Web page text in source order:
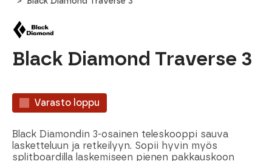
Black Diamond Traverse 3
Varasto loppu
Black Diamondin 3-osainen teleskooppi sauva
lasketteluun ja retkeilyyn. Sopii hyvin myös
splitboardilla laskemiseen pienen pakkauskoon